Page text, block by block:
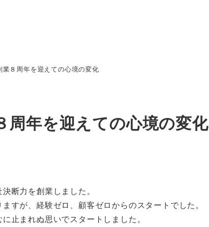
業８周年を迎えての心境の変化
周年を迎えての心境の変化
断力を創業しました。
すが、経験ゼロ、顧客ゼロからのスタートでした。
止まれぬ思いでスタートしました。